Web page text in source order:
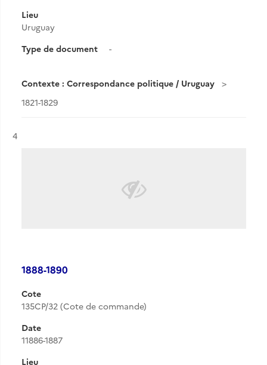
Lieu
Uruguay
Type de document
-
Contexte : Correspondance politique / Uruguay
1821-1829
Résultat n°
4
1888-1890
Cote
135CP/32 (Cote de commande)
Date
11886-1887
Lieu